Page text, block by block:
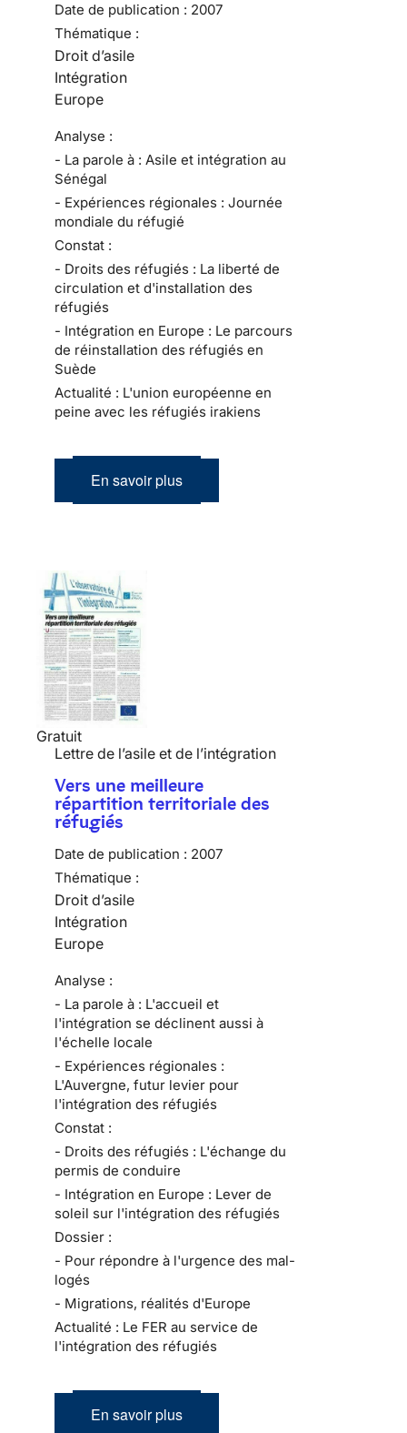
Date de publication : 2007
Thématique :
Droit d’asile
Intégration
Europe
Analyse :
- La parole à : Asile et intégration au
Sénégal
- Expériences régionales : Journée
mondiale du réfugié
Constat :
- Droits des réfugiés : La liberté de
circulation et d'installation des
réfugiés
- Intégration en Europe : Le parcours
de réinstallation des réfugiés en
Suède
Actualité : L'union européenne en
peine avec les réfugiés irakiens
En savoir plus
Gratuit
Lettre de l’asile et de l’intégration
Vers une meilleure
répartition territoriale des
réfugiés
Date de publication : 2007
Thématique :
Droit d’asile
Intégration
Europe
Analyse :
- La parole à : L'accueil et
l'intégration se déclinent aussi à
l'échelle locale
- Expériences régionales :
L'Auvergne, futur levier pour
l'intégration des réfugiés
Constat :
- Droits des réfugiés : L'échange du
permis de conduire
- Intégration en Europe : Lever de
soleil sur l'intégration des réfugiés
Dossier :
- Pour répondre à l'urgence des mal-
logés
- Migrations, réalités d'Europe
Actualité : Le FER au service de
l'intégration des réfugiés
En savoir plus